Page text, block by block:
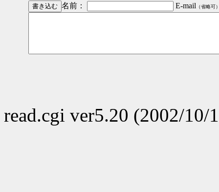
名前： E-mail （省略可
read.cgi ver5.20 (2002/10/